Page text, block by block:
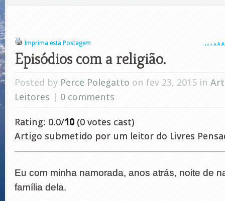
Imprima esta Postagem A A A A A A A
Episódios com a religião.
Posted by Perce Polegatto on fev 23, 2015 in
Leitores | 0 comments
Rating: 0.0/10 (0 votes cast)
Artigo submetido por um leitor do Livres
Eu com minha namorada, anos atrás, noite de
família dela.